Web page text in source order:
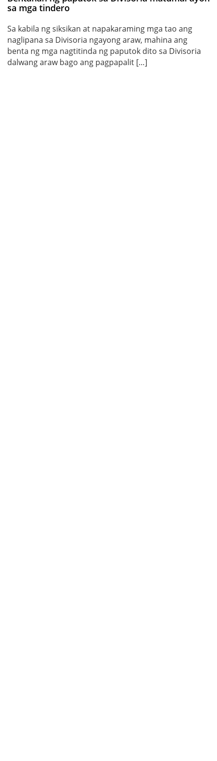
sa mga tindero
Sa kabila ng siksikan at napakaraming mga tao ang
naglipana sa Divisoria ngayong araw, mahina ang
benta ng mga nagtitinda ng paputok dito sa Divisoria
dalwang araw bago ang pagpapalit […]